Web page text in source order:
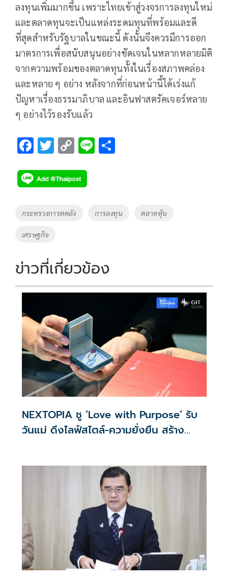
ลงทุนเพิ่มมากขึ้น เพราะไทยเข้าสู่วงจรการลงทุนใหม่
และตลาดทุนจะเป็นแหล่งระดมทุนที่พร้อมและดี
ที่สุดสำหรับรัฐบาลในขณะนี้ ดังนั้นจึงควรมีการออก
มาตรการเพื่อสนับสนุนอย่างชัดเจนในหลากหลายมิติ
จากความพร้อมของตลาดทุนทั้งในเรื่องสภาพคล่อง
และหลาย ๆ อย่าง หลังจากที่ก่อนหน้านี้ได้เร่งแก้
ปัญหาเรื่องธรรมาภิบาล และอินฟาสตรัคเจอร์หลาย
ๆ อย่างไว้รองรับแล้ว
F
e
b
o
o
k
T
tt
er
C
p
y
Li
Li
Tags
กระทรวงการตคลัง การลงทุน ตลาดหุ้น
เศรษฐกิจ
ข่าวที่เกี่ยวข้อง
NEXTOPIA ชู ‘Love with Purpose’ รับ
วันแม่ ดึงไลฟ์สไตล์-ความยั่งยืน สร้าง